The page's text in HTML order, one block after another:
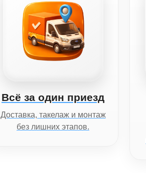
Всё за один приезд
Доставка, такелаж и монтаж
без лишних этапов.